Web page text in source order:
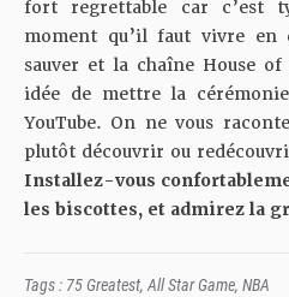
fort regrettable car c’est
moment qu’il faut vivre en
sauver et la chaîne House
idée de mettre la
YouTube. On ne vous
plutôt découvrir ou
Installez-vous
les biscottes, et admirez la
Tags : 75 Greatest,All Star Game, NBA